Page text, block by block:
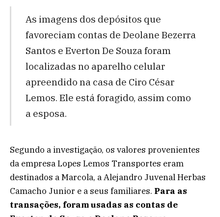
As imagens dos depósitos que
favoreciam contas de Deolane Bezerra
Santos e Everton De Souza foram
localizadas no aparelho celular
apreendido na casa de Ciro César
Lemos. Ele está foragido, assim como
a esposa.
Segundo a investigação, os valores provenientes
da empresa Lopes Lemos Transportes eram
destinados a Marcola, a Alejandro Juvenal Herbas
Camacho Junior e a seus familiares. Para as
transações, foram usadas as contas de